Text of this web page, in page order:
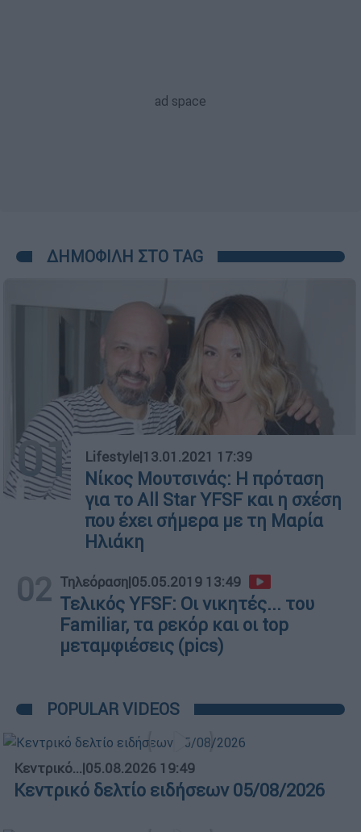
ΔΗΜΟΦΙΛΗ ΣΤΟ TAG
01 Lifestyle|13.01.2021 17:39
Νίκος Μουτσινάς: Η πρόταση
για το All Star YFSF και η σχέση
που έχει σήμερα με τη Μαρία
Ηλιάκη
02 Τηλεόραση|05.05.2019 13:49
Τελικός YFSF: Οι νικητές... του
Familiar, τα ρεκόρ και οι top
μεταμφιέσεις (pics)
POPULAR VIDEOS
Κεντρικό...|05.08.2026 19:49
Κεντρικό δελτίο ειδήσεων 05/08/2026